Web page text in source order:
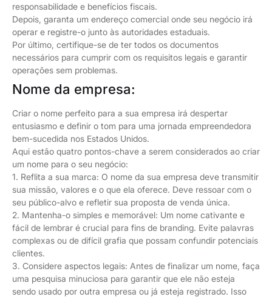
responsabilidade e benefícios fiscais.
Depois, garanta um endereço comercial onde seu negócio irá
operar e registre-o junto às autoridades estaduais.
Por último, certifique-se de ter todos os documentos
necessários para cumprir com os requisitos legais e garantir
operações sem problemas.
Nome da empresa:
Criar o nome perfeito para a sua empresa irá despertar
entusiasmo e definir o tom para uma jornada empreendedora
bem-sucedida nos Estados Unidos.
Aqui estão quatro pontos-chave a serem considerados ao criar
um nome para o seu negócio:
1. Reflita a sua marca: O nome da sua empresa deve transmitir
sua missão, valores e o que ela oferece. Deve ressoar com o
seu público-alvo e refletir sua proposta de venda única.
2. Mantenha-o simples e memorável: Um nome cativante e
fácil de lembrar é crucial para fins de branding. Evite palavras
complexas ou de difícil grafia que possam confundir potenciais
clientes.
3. Considere aspectos legais: Antes de finalizar um nome, faça
uma pesquisa minuciosa para garantir que ele não esteja
sendo usado por outra empresa ou já esteja registrado. Isso